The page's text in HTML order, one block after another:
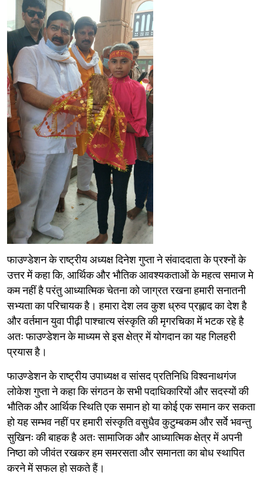
फाउण्डेशन के राष्ट्रीय अध्यक्ष दिनेश गुप्ता ने संवाददाता के प्रश्नों के
उत्तर में कहा कि, आर्थिक और भौतिक आवश्यकताओं के महत्व समाज मे
कम नहीं है परंतु आध्यात्मिक चेतना को जाग्रत रखना हमारी सनातनी
सभ्यता का परिचायक है। हमारा देश लव कुश ध्रुव प्रह्लाद का देश है
और वर्तमान युवा पीढ़ी पाश्चात्य संस्कृति की मृगरचिका में भटक रहे है
अतः फाउण्डेशन के माध्यम से इस क्षेत्र में योगदान का यह गिलहरी
प्रयास है।
फाउण्डेशन के राष्ट्रीय उपाध्यक्ष व सांसद प्रतिनिधि विश्वनाथगंज
लोकेश गुप्ता ने कहा कि संगठन के सभी पदाधिकारियों और सदस्यों की
भौतिक और आर्थिक स्थिति एक समान हो या कोई एक समान कर सकता
हो यह सम्भव नहीं पर हमारी संस्कृति वसुधैव कुटुम्बकम और सर्वे भवन्तु
सुखिनः की बाहक है अतः सामाजिक और आध्यात्मिक क्षेत्र में अपनी
निष्ठा को जीवंत रखकर हम समरसता और समानता का बोध स्थापित
करने में सफल हो सकते हैं।